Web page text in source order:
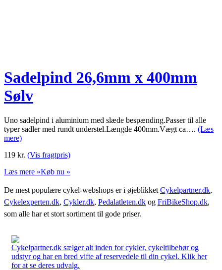
Sadelpind 26,6mm x 400mm
Sølv
Uno sadelpind i aluminium med slæde bespænding.Passer til alle
typer sadler med rundt understel.Længde 400mm.Vægt ca…. (Læs
mere)
119 kr. (Vis fragtpris)
Læs mere »Køb nu »
De mest populære cykel-webshops er i øjeblikket Cykelpartner.dk,
Cykelexperten.dk, Cykler.dk, Pedalatleten.dk og FriBikeShop.dk,
som alle har et stort sortiment til gode priser.
Cykelpartner.dk sælger alt inden for cykler, cykeltilbehør og
udstyr og har en bred vifte af reservedele til din cykel. Klik her
for at se deres udvalg.